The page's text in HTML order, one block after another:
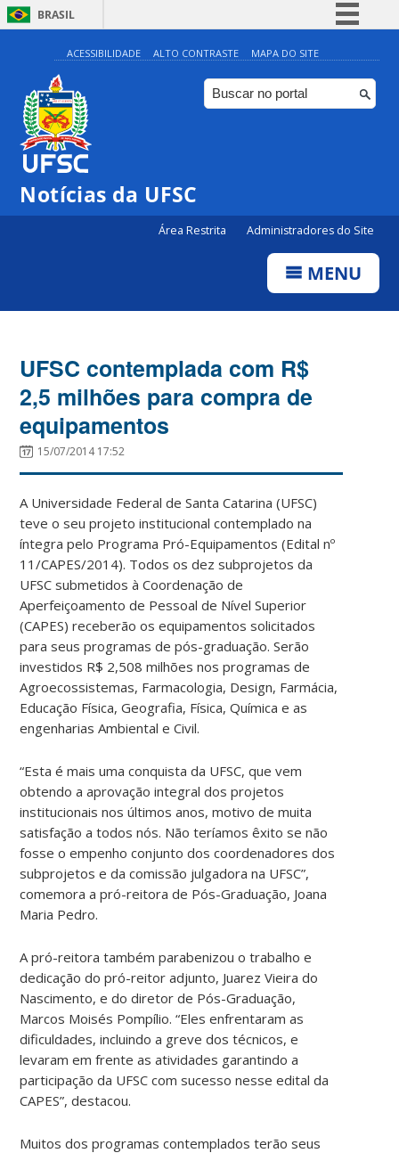
BRASIL
Simplifique!
Comunica BR
Participe
ACESSIBILIDADE ALTO CONTRASTE MAPA DO SITE
Notícias da UFSC
Área Restrita Administradores do Site
MENU
UFSC contemplada com R$
2,5 milhões para compra de
equipamentos
15/07/2014 17:52
A Universidade Federal de Santa Catarina (UFSC)
teve o seu projeto institucional contemplado na
íntegra pelo Programa Pró-Equipamentos (Edital nº
11/CAPES/2014). Todos os dez subprojetos da
UFSC submetidos à Coordenação de
Aperfeiçoamento de Pessoal de Nível Superior
(CAPES) receberão os equipamentos solicitados
para seus programas de pós-graduação. Serão
investidos R$ 2,508 milhões nos programas de
Agroecossistemas, Farmacologia, Design, Farmácia,
Educação Física, Geografia, Física, Química e as
engenharias Ambiental e Civil.
“Esta é mais uma conquista da UFSC, que vem
obtendo a aprovação integral dos projetos
institucionais nos últimos anos, motivo de muita
satisfação a todos nós. Não teríamos êxito se não
fosse o empenho conjunto dos coordenadores dos
subprojetos e da comissão julgadora na UFSC”,
comemora a pró-reitora de Pós-Graduação, Joana
Maria Pedro.
A pró-reitora também parabenizou o trabalho e
dedicação do pró-reitor adjunto, Juarez Vieira do
Nascimento, e do diretor de Pós-Graduação,
Marcos Moisés Pompílio. “Eles enfrentaram as
dificuldades, incluindo a greve dos técnicos, e
levaram em frente as atividades garantindo a
participação da UFSC com sucesso nesse edital da
CAPES”, destacou.
Muitos dos programas contemplados terão seus